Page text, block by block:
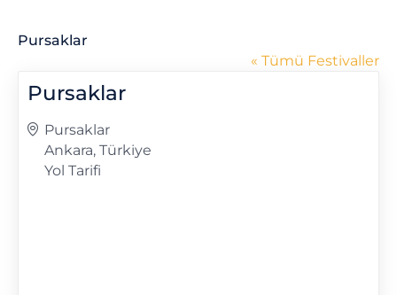
Pursaklar
« Tümü Festivaller
Pursaklar
Adres
Pursaklar
Ankara, Türkiye
Yol Tarifi